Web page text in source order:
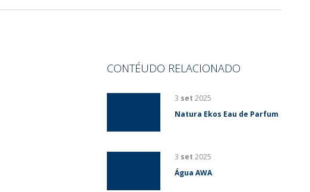
CONTÉUDO RELACIONADO
3 set 2025
Natura Ekos Eau de Parfum
3 set 2025
Água AWA